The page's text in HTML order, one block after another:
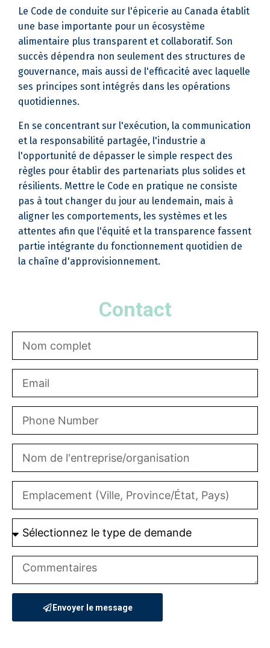
Le Code de conduite sur l'épicerie au Canada établit
une base importante pour un écosystème
alimentaire plus transparent et collaboratif. Son
succès dépendra non seulement des structures de
gouvernance, mais aussi de l'efficacité avec laquelle
ses principes sont intégrés dans les opérations
quotidiennes.
En se concentrant sur l'exécution, la communication
et la responsabilité partagée, l'industrie a
l'opportunité de dépasser le simple respect des
règles pour établir des partenariats plus solides et
résilients. Mettre le Code en pratique ne consiste
pas à tout changer du jour au lendemain, mais à
aligner les comportements, les systèmes et les
attentes afin que l'équité et la transparence fassent
partie intégrante du fonctionnement quotidien de
la chaîne d'approvisionnement.
Contact
Envoyer le message